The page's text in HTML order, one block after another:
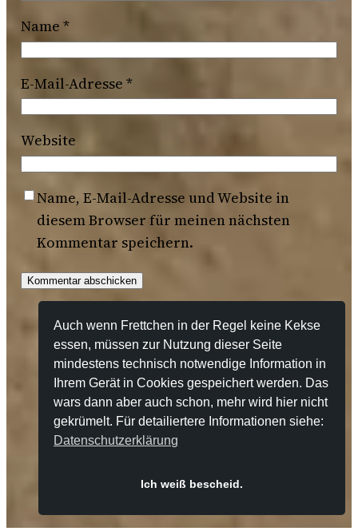
Auch wenn Frettchen in der Regel keine Kekse
essen, müssen zur Nutzung dieser Seite
mindestens technisch notwendige Information in
Ihrem Gerät in Cookies gespeichert werden. Das
wars dann aber auch schon, mehr wird hier nicht
gekrümelt. Für detailiertere Informationen siehe:
Datenschutzerklärung
Ich weiß bescheid.
Name *
E-Mail-Adresse *
Website
Name, E-Mail-Adresse und Website in
diesem Browser für meinen nächsten
Kommentar speichern.
ImpressumDatenschutzerklärung
a part of